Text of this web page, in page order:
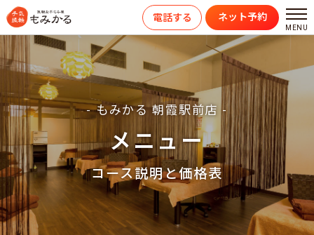
電話する ネット予約
- もみかる 朝霞駅前店 -
メニュー
コース説明と価格表